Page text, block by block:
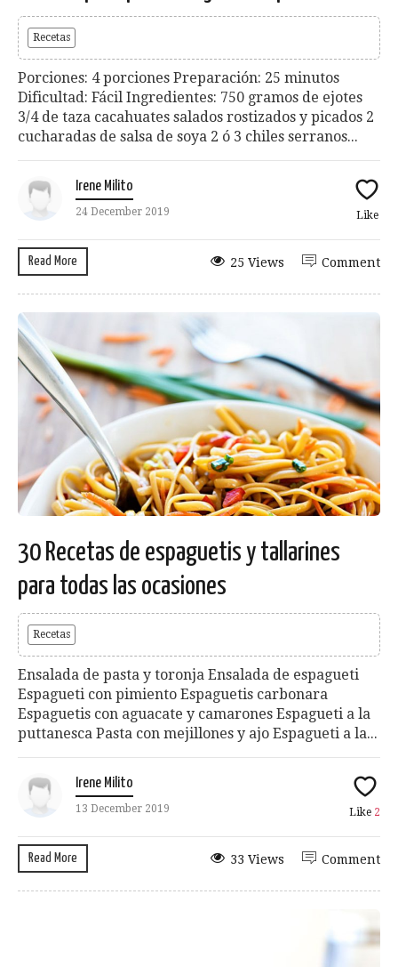
Recetas
Porciones: 4 porciones Preparación: 25 minutos
Dificultad: Fácil Ingredientes: 750 gramos de ejotes
3/4 de taza cacahuates salados rostizados y picados 2
cucharadas de salsa de soya 2 ó 3 chiles serranos...
Irene Milito
24 December 2019 Like
Read More Comment
25 Views
30 Recetas de espaguetis y tallarines
para todas las ocasiones
Recetas
Ensalada de pasta y toronja Ensalada de espagueti
Espagueti con pimiento Espaguetis carbonara
Espaguetis con aguacate y camarones Espagueti a la
puttanesca Pasta con mejillones y ajo Espagueti a la...
Irene Milito
13 December 2019 Like 2
Read More Comment
33 Views